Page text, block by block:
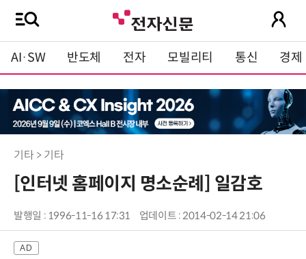
AI·SW 반도체 전자 모빌리티 통신 경제
기타 > 기타
[인터넷 홈페이지 명소순례] 일감호
발행일 : 1996-11-16 17:31 업데이트 : 2014-02-14 21:06